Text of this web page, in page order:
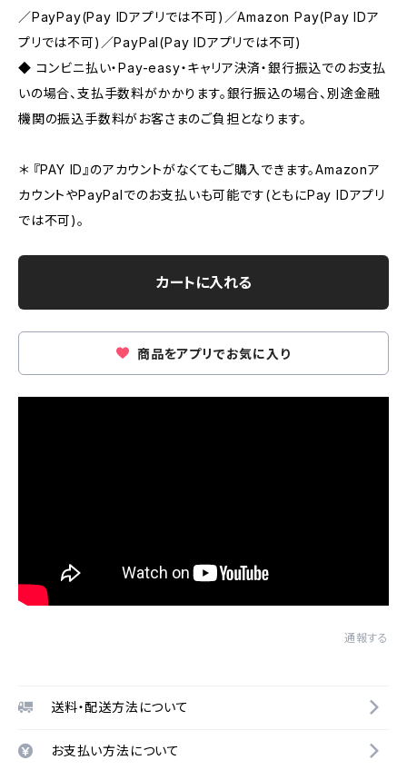
／PayPay(Pay IDアプリでは不可)／Amazon Pay(Pay IDア
プリでは不可)／PayPal(Pay IDアプリでは不可)
◆ コンビニ払い・Pay-easy・キャリア決済・銀行振込でのお支払
いの場合、支払手数料がかかります。銀行振込の場合、別途金融
機関の振込手数料がお客さまのご負担となります。
＊ 『PAY ID』のアカウントがなくてもご購入できます。Amazonア
カウントやPayPalでのお支払いも可能です(ともにPay IDアプリ
では不可)。
カートに入れる
商品をアプリでお気に入り
通報する
送料・配送方法について
お支払い方法について